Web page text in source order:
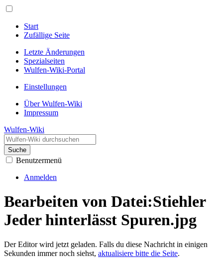
Start
Zufällige Seite
Letzte Änderungen
Spezialseiten
Wulfen-Wiki-Portal
Einstellungen
Über Wulfen-Wiki
Impressum
Wulfen-Wiki
Suche
Benutzermenü
Anmelden
Bearbeiten von Datei:Stiehler
Jeder hinterlässt Spuren.jpg
Der Editor wird jetzt geladen. Falls du diese Nachricht in einigen
Sekunden immer noch siehst, aktualisiere bitte die Seite.